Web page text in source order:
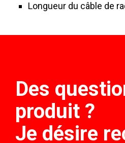
Longueur du câble de
Des
produit ?
Je désire